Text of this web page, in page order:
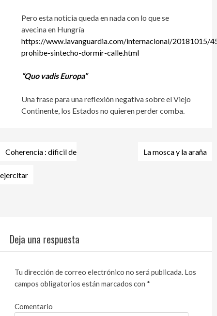
Pero esta noticia queda en nada con lo que se
avecina en Hungría
https://www.lavanguardia.com/internacional/20181015/
prohibe-sintecho-dormir-calle.html
“Quo vadis Europa”
Una frase para una reflexión negativa sobre el Viejo
Continente, los Estados no quieren perder comba.
Navegación
entradas
Coherencia : dificil de
ejercitar
La mosca y la araña
Deja una respuesta
Tu dirección de correo electrónico no será publicada. Los
campos obligatorios están marcados con *
Comentario